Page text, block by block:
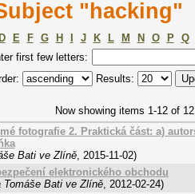
"hacking"
D E F G H J K L M N O P
Q
first few letters:
Results:
Now showing items 1-12 of 12
fotografie 2. Praktická část: a)
Bati ve Zlíně, 2015-11-02)
elektronického obchodu
Tomáše Bati ve Zlíně, 2012-02-24)